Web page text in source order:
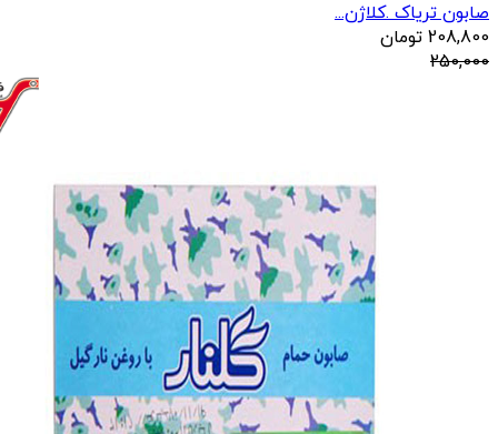
صابون تریاک .کلاژن...
208,800 تومان
250,000